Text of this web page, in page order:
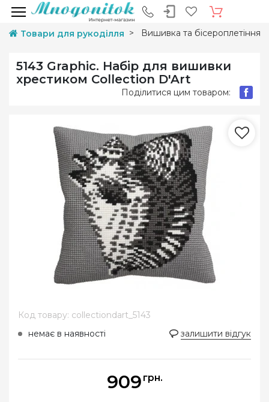
Товари для рукоділля Вишивка та бісероплетіння
5143 Graphic. Набір для вишивки
хрестиком Collection D'Art
Поділитися цим товаром:
Код товару: collectiondart_5143
немає в наявності
залишити відгук
909 грн.